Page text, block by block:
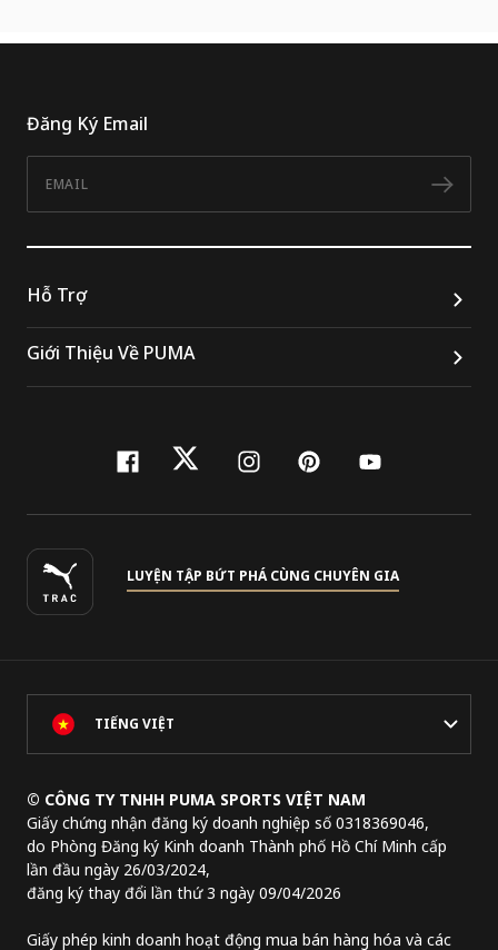
Đăng Ký Email
Hỗ Trợ
Giới Thiệu Về PUMA
facebook
twitterinstagram
pinterest
youtube
LUYỆN TẬP BỨT PHÁ CÙNG CHUYÊN GIA
TIẾNG VIỆT
© CÔNG TY TNHH PUMA SPORTS VIỆT NAM
Giấy chứng nhận đăng ký doanh nghiệp số 0318369046,
do Phòng Đăng ký Kinh doanh Thành phố Hồ Chí Minh cấp
lần đầu ngày 26/03/2024,
đăng ký thay đổi lần thứ 3 ngày 09/04/2026
Giấy phép kinh doanh hoạt động mua bán hàng hóa và các